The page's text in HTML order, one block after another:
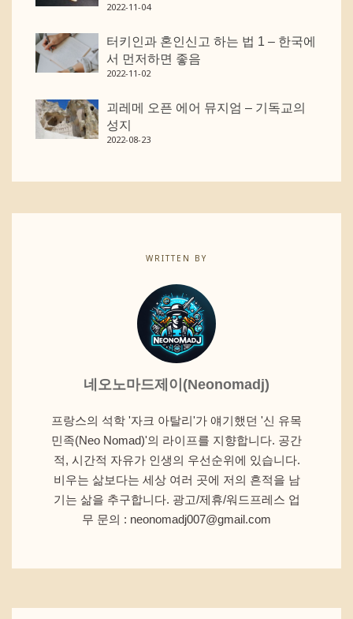
2022-11-04
터키인과 혼인신고 하는 법 1 – 한국에
서 먼저하면 좋음
2022-11-02
괴레메 오픈 에어 뮤지엄 – 기독교의
성지
2022-08-23
WRITTEN BY
네오노마드제이(Neonomadj)
프랑스의 석학 '자크 아탈리'가 얘기했던 '신 유목
민족(Neo Nomad)'의 라이프를 지향합니다. 공간
적, 시간적 자유가 인생의 우선순위에 있습니다.
비우는 삶보다는 세상 여러 곳에 저의 흔적을 남
기는 삶을 추구합니다. 광고/제휴/워드프레스 업
무 문의 : neonomadj007@gmail.com